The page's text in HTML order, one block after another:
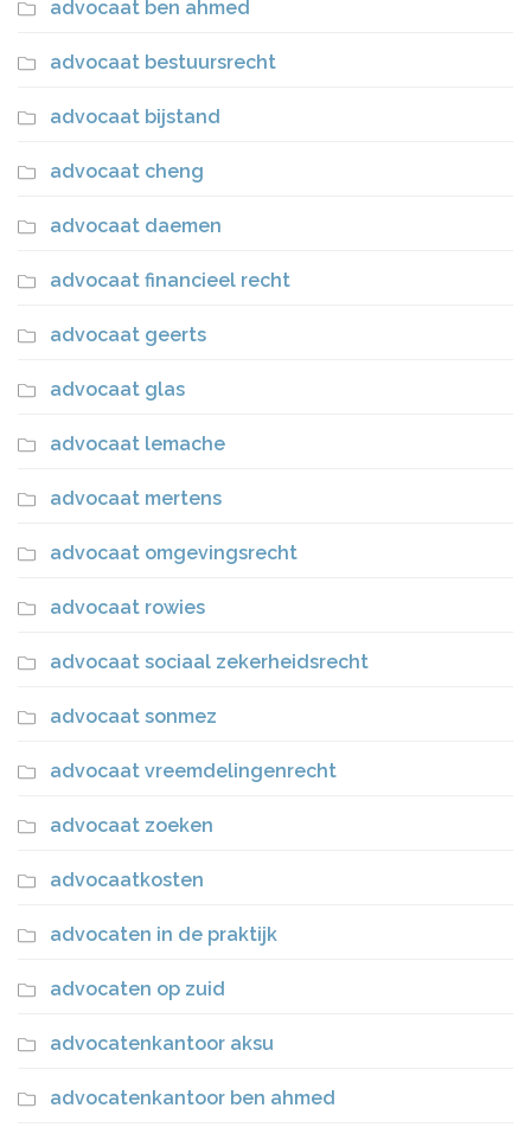
advocaat ben ahmed
advocaat bestuursrecht
advocaat bijstand
advocaat cheng
advocaat daemen
advocaat financieel recht
advocaat geerts
advocaat glas
advocaat lemache
advocaat mertens
advocaat omgevingsrecht
advocaat rowies
advocaat sociaal zekerheidsrecht
advocaat sonmez
advocaat vreemdelingenrecht
advocaat zoeken
advocaatkosten
advocaten in de praktijk
advocaten op zuid
advocatenkantoor aksu
advocatenkantoor ben ahmed